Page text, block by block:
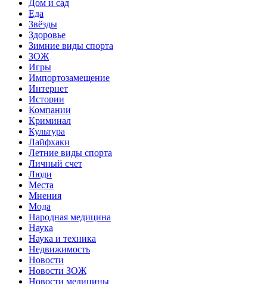
Дом и сад
Еда
Звёзды
Здоровье
Зимние виды спорта
ЗОЖ
Игры
Импортозамещение
Интернет
Истории
Компании
Криминал
Культура
Лайфхаки
Летние виды спорта
Личный счет
Люди
Места
Мнения
Мода
Народная медицина
Наука
Наука и техника
Недвижимость
Новости
Новости ЗОЖ
Новости медицины